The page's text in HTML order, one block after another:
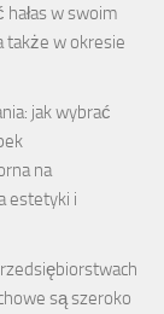
w swoim
także w okresie
jak wybrać
na
estetyki i
są szeroko